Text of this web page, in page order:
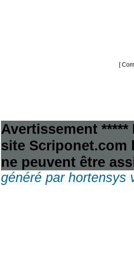
[
Avertissement
site Scriponet.com
ne peuvent être
généré par hortensys